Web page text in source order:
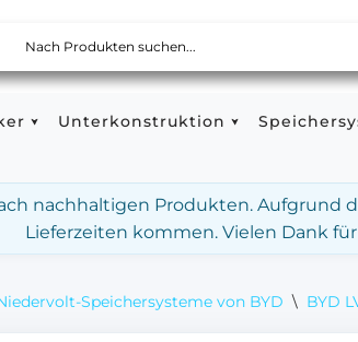
Unterkonstruktion
nachhaltigen Produkten.
Lieferzeiten kommen. Vielen Dank
Speichersysteme von BYD \ BYD